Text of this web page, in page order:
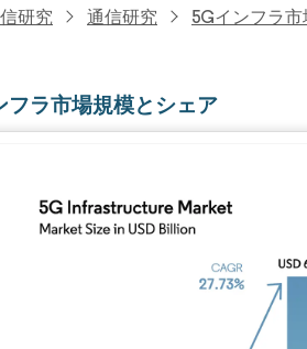
研究 通信研究 5Gインフラ市
フラ市場規模とシェア